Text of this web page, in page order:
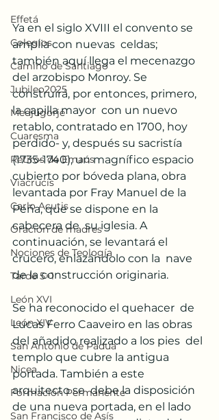
Effetá
Colegios
Camino de Santiago
Jubileo2025
Medjugorje
Cuaresma
Retiros de Emaús
Viacrucis
Carlo Acutis
Oración de madres
Nociones de Teología
Tarde 5+1
León XVI
León XIV
San Antonio de Padua
Nicea
Formación Permanente
San Francisco de Asís
Ya en el siglo XVIII el convento se
amplia con nuevas  celdas;
también aquí llega el mecenazgo
del arzobispo Monroy. Se
construirá, por entonces, primero,
la capilla mayor  con un nuevo
retablo, contratado en 1700, hoy
perdido- y, después su sacristía
(1735-1740), un magnífico espacio
cubierto por bóveda plana, obra
levantada por Fray Manuel de la
Peña, que se dispone en la
cabecera de  su iglesia. A
continuación, se levantará el
crucero, enlazándolo con la  nave
de la construcción originaria.
Se ha reconocido el quehacer  de
Lucas Ferro Caaveiro en las obras
del añadido realizado a los pies  del
templo que cubre la antigua
portada. También a este
arquitecto se  debe la disposición
de una nueva portada, en el lado